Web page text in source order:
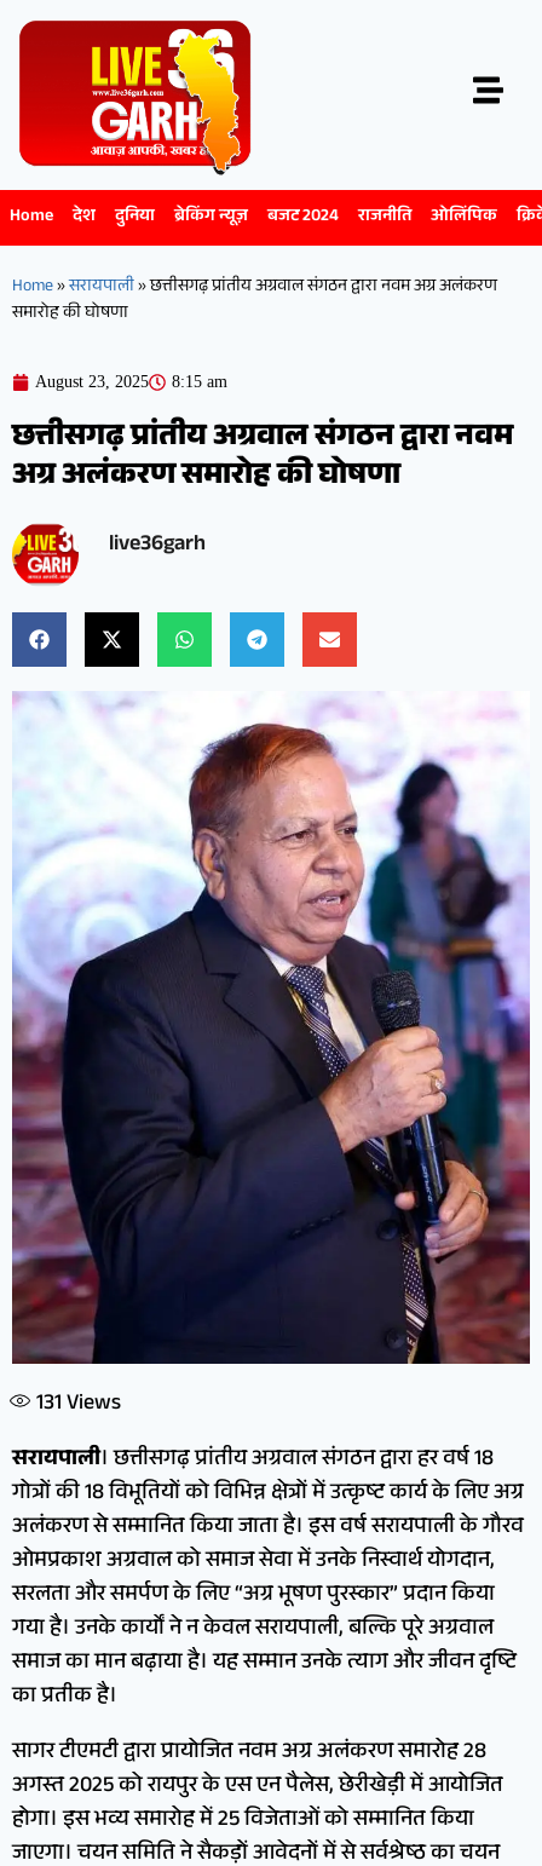
Home देश दुनिया ब्रेकिंग न्यूज़ बजट 2024 राजनीति ओलिंपिक
Home»सरायपाली»छत्तीसगढ़ प्रांतीय अग्रवाल संगठन द्वारा नवम अग्र अलंकरण
समारोह की घोषणा
August 23, 2025 8:15 am
छत्तीसगढ़ प्रांतीय अग्रवाल संगठन द्वारा नवम
अग्र अलंकरण समारोह की घोषणा
live36garh
131Views
सरायपाली। छत्तीसगढ़ प्रांतीय अग्रवाल संगठन द्वारा हर वर्ष 18
गोत्रों की 18 विभूतियों को विभिन्न क्षेत्रों में उत्कृष्ट कार्य के लिए अग्र
अलंकरण से सम्मानित किया जाता है। इस वर्ष सरायपाली के गौरव
ओमप्रकाश अग्रवाल को समाज सेवा में उनके निस्वार्थ योगदान,
सरलता और समर्पण के लिए “अग्र भूषण पुरस्कार” प्रदान किया
गया है। उनके कार्यों ने न केवल सरायपाली, बल्कि पूरे अग्रवाल
समाज का मान बढ़ाया है। यह सम्मान उनके त्याग और जीवन दृष्टि
का प्रतीक है।
सागर टीएमटी द्वारा प्रायोजित नवम अग्र अलंकरण समारोह 28
अगस्त 2025 को रायपुर के एस एन पैलेस, छेरीखेड़ी में आयोजित
होगा। इस भव्य समारोह में 25 विजेताओं को सम्मानित किया
जाएगा। चयन समिति ने सैकड़ों आवेदनों में से सर्वश्रेष्ठ का चयन